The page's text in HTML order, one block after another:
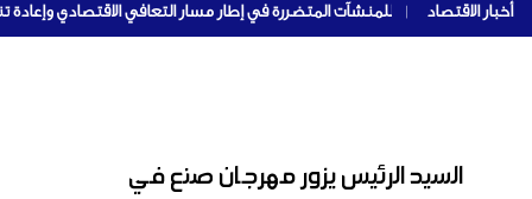
أخبار الاقتصاد |
السيد الرئيس يزور مهرجان صنع في